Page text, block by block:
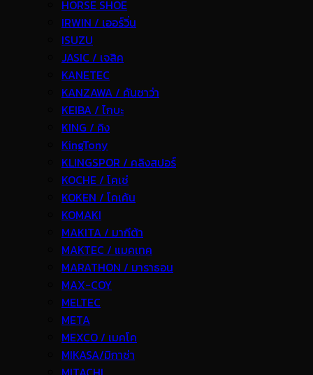
HORSE SHOE
IRWIN / เออร์วิ่น
ISUZU
JASIC / เจสิค
KANETEC
KANZAWA / คันซาว่า
KEIBA / ไกบะ
KING / คิง
KingTony
KLINGSPOR / คลิงสปอร์
KOCHE / โคเช่
KOKEN / โคเค้น
KOMAKI
MAKITA / มากีต้า
MAKTEC / แมคเทค
MARATHON / มาราธอน
MAX-COY
MELTEC
META
MEXCO / เมคโค
MIKASA/มิกาซ่า